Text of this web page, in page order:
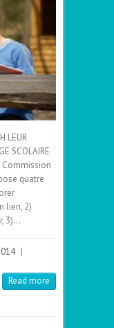
LEUR
SCOLAIRE
Commission
quatre
lien, 2)
3)…
|
Read more